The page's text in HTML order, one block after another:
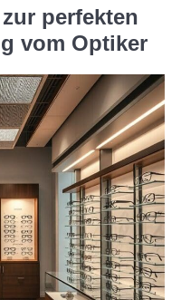
perfekten
vom Optiker